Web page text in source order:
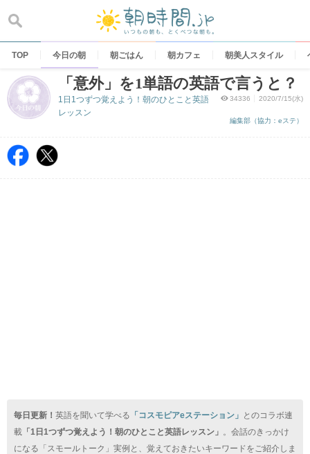
content
TOP 今日の朝 朝ごはん 朝カフェ 朝美人スタイル
「意外」を1単語の英語で言うと？
34336 2020/7/15(水)
編集部（協力：eステ）
1日1つずつ覚えよう！朝のひとこと英語
レッスン
毎日更新！ 英語を聞いて学べる 「コスモピアeステーション」 とのコラボ連
載 「1日1つずつ覚えよう！朝のひとこと英語レッスン」 。会話のきっかけ
になる「スモールトーク」実例と、覚えておきたいキーワードをご紹介しま